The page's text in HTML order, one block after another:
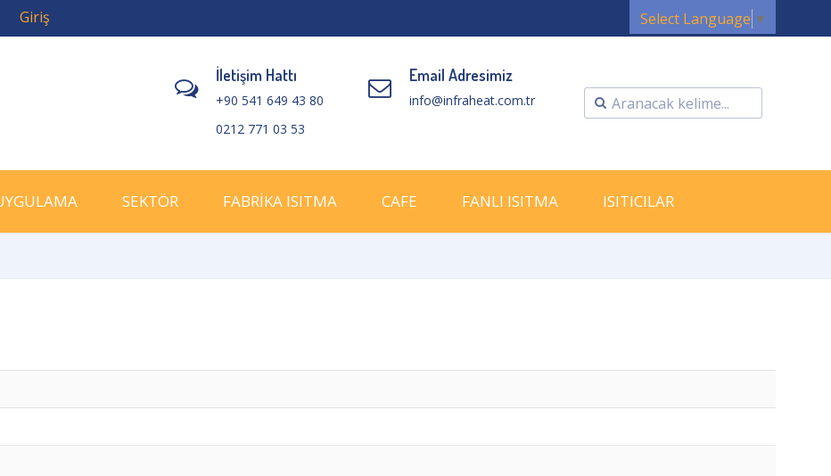
Giriş Select Language ▼
İletişim Hattı
+90 541 649 43 80
0212 771 03 53
Email Adresimiz
info@infraheat.com.tr
SEKTÖR FABRİKA ISITMA CAFE FANLI ISITMA ISITICILAR